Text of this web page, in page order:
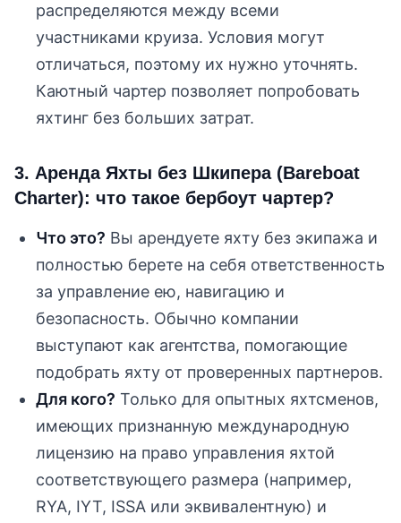
распределяются между всеми
участниками круиза. Условия могут
отличаться, поэтому их нужно уточнять.
Каютный чартер позволяет попробовать
яхтинг без больших затрат.
3. Аренда Яхты без Шкипера (Bareboat
Charter): что такое бербоут чартер?
Что это? Вы арендуете яхту без экипажа и
полностью берете на себя ответственность
за управление ею, навигацию и
безопасность. Обычно компании
выступают как агентства, помогающие
подобрать яхту от проверенных партнеров.
Для кого? Только для опытных яхтсменов,
имеющих признанную международную
лицензию на право управления яхтой
соответствующего размера (например,
RYA, IYT, ISSA или эквивалентную) и